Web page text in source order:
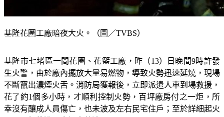
生火警，由於廠內擺放大量易燃物，導致火勢迅速延燒，現場
不斷竄出濃煙火舌。消防局獲報後，立即派遣人車到場救援，
花了約1個多小時，才順利控制火勢，百坪廠房付之一炬，所
幸沒有釀成人員傷亡，也未波及左右民宅住戶；至於詳細起火
原因，仍待進一步調查釐清。